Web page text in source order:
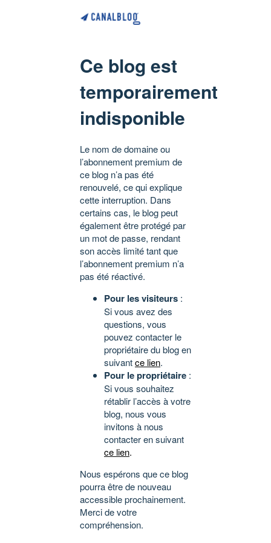
Ce blog est
temporairement
indisponible
Le nom de domaine ou
l’abonnement premium de
ce blog n’a pas été
renouvelé, ce qui explique
cette interruption. Dans
certains cas, le blog peut
également être protégé par
un mot de passe, rendant
son accès limité tant que
l’abonnement premium n’a
pas été réactivé.
Pour les visiteurs :
Si vous avez des
questions, vous
pouvez contacter le
propriétaire du blog en
suivantce lien.
Pour le propriétaire :
Si vous souhaitez
rétablir l’accès à votre
blog, nous vous
invitons à nous
contacter en suivant
ce lien.
Nous espérons que ce blog
pourra être de nouveau
accessible prochainement.
Merci de votre
compréhension.